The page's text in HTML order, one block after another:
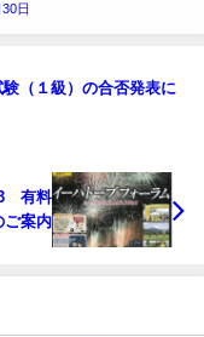
日
（１級）の合否発表に
有料
ご案内